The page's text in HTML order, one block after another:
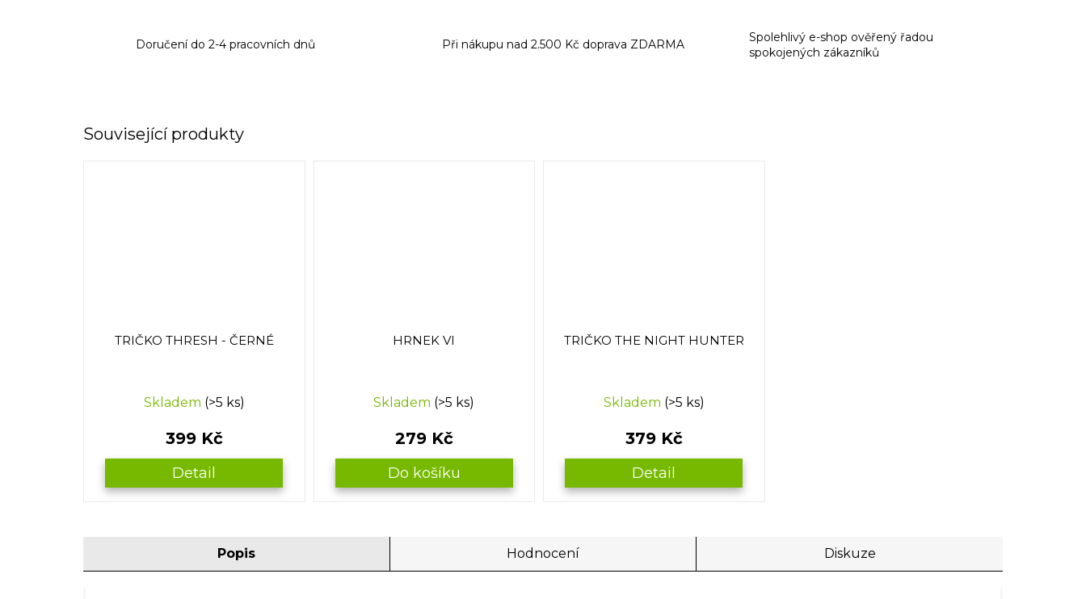
Doručení do 2-4 pracovních dnů Při nákupu nad 2.500 Kč doprava ZDARMA
Spolehlivý e-shop ověřený řadou
spokojených zákazníků
Související produkty
TRIČKO THRESH - ČERNÉ
Skladem (>5 ks)
399 Kč
Detail
HRNEK VI
Skladem (>5 ks)
279 Kč
Do košíku
TRIČKO THE NIGHT HUNTER
Skladem (>5 ks)
379 Kč
Detail
Popis Hodnocení Diskuze